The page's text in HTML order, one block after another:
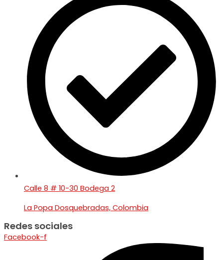
Calle 8 # 10-30 Bodega 2
La Popa Dosquebradas, Colombia
Redes sociales
Facebook-f